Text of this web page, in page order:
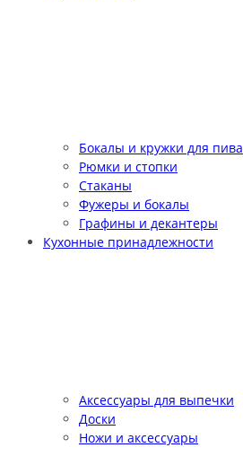
Бокалы и кружки для пива
Рюмки и стопки
Стаканы
Фужеры и бокалы
Графины и декантеры
Кухонные принадлежности
Аксессуары для выпечки
Доски
Ножи и аксессуары